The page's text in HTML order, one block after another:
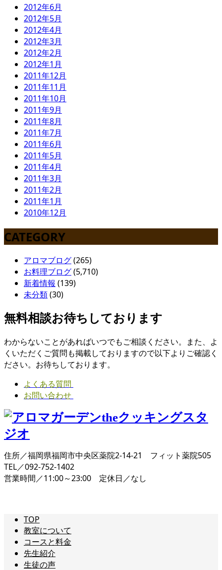
2012年6月
2012年5月
2012年4月
2012年3月
2012年2月
2012年1月
2011年12月
2011年11月
2011年10月
2011年9月
2011年8月
2011年7月
2011年6月
2011年5月
2011年4月
2011年3月
2011年2月
2011年1月
2010年12月
CATEGORY
アロマブログ(265)
お料理ブログ(5,710)
新着情報 (139)
未分類(30)
無料相談お待ちしております
わからないことがあればいつでもご相談ください。また、よ
くいただくご質問も掲載しておりますので以下よりご確認く
ださい。お待ちしております。
よくある質問
お問い合わせ
住所／福岡県福岡市中央区薬院2-14-21 フィット薬院505
TEL／092-752-1402
営業時間／11:00～23:00 定休日／なし
TOP
教室について
コースと料金
先生紹介
生徒の声